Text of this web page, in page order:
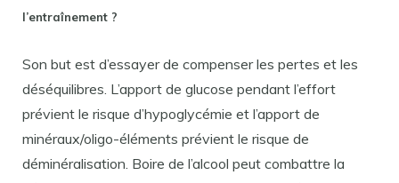
l’entraînement ?
Son but est d’essayer de compenser les pertes et les
déséquilibres. L’apport de glucose pendant l’effort
prévient le risque d’hypoglycémie et l’apport de
minéraux/oligo-éléments prévient le risque de
déminéralisation. Boire de l’alcool peut combattre la